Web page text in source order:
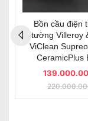
Bồn cầu điện
tường Villeroy
ViClean
CeramicPlus